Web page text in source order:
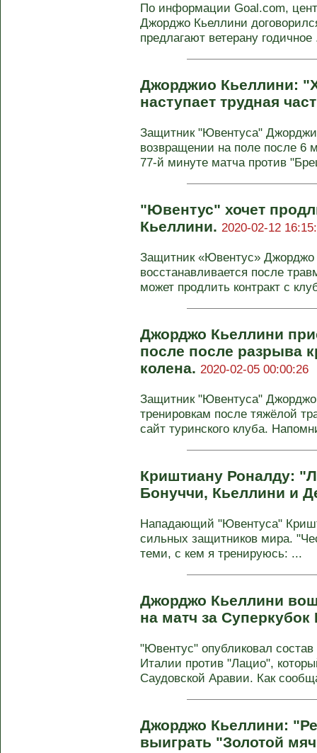
По информации Goal.com,
Джорджо Кьеллини
предлагают ветерану годичное
Джорджио Кьеллини:
наступает трудная
Защитник "Ювентуса"
возвращении на поле после 6
77-й минуте матча против
"Ювентус" хочет
Кьеллини. 2020-02-12
Защитник «Ювентус» Джорджо
восстанавливается после
может продлить контракт с
Джорджо Кьеллини
после после разрыва
колена. 2020-02-05 00:00:26
Защитник "Ювентуса"
тренировкам после тяжёлой
сайт туринского клуба.
Криштиану Роналду:
Бонуччи, Кьеллини и
Нападающий "Ювентуса"
сильных защитников мира.
теми, с кем я тренируюсь: ...
Джорджо Кьеллини
на матч за
"Ювентус" опубликовал
Италии против "Лацио",
Саудовской Аравии. Как
Джорджо Кьеллини:
выиграть "Золотой